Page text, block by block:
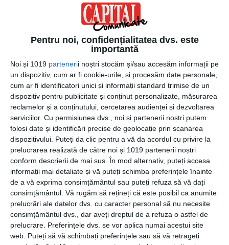
Pentru noi, confidențialitatea dvs. este
importantă
Noi și 1019 partenerii noștri stocăm și/sau accesăm informații pe
un dispozitiv, cum ar fi cookie-urile, și procesăm date personale,
cum ar fi identificatori unici și informații standard trimise de un
dispozitiv pentru publicitate și conținut personalizate, măsurarea
reclamelor și a conținutului, cercetarea audienței și dezvoltarea
serviciilor. Cu permisiunea dvs., noi și partenerii noștri putem
folosi date și identificări precise de geolocație prin scanarea
dispozitivului. Puteți da clic pentru a vă da acordul cu privire la
prelucrarea realizată de către noi și 1019 partenerii noștri
conform descrierii de mai sus. În mod alternativ, puteți accesa
informații mai detaliate și vă puteți schimba preferințele înainte
de a vă exprima consimțământul sau puteți refuza să vă dați
consimțământul. Vă rugăm să rețineți că este posibil ca anumite
prelucrări ale datelor dvs. cu caracter personal să nu necesite
consimțământul dvs., dar aveți dreptul de a refuza o astfel de
prelucrare. Preferințele dvs. se vor aplica numai acestui site
web. Puteți să vă schimbați preferințele sau să vă retrageți
extraordinară. La capitolul motorizare, Husqvarna Vitpilen
701 se afirmă prin motorul modern 692.7 cc incredibil de
compact, răcit cu lichid și cuplat la o cutie cu 6 viteze.
Acesta este capabil să producă puterea maximă de
55kW și promite un consum de 3.50 l/100 km,
beneficiind de pornire electrică. Rezervorul deține o
capacitate de 11.2 litri. Pachetul cuprinde frâne pe discuri
Brembo, 320 mm pe față și 240 mm pe spate, suspensie
față WP APEX 43 și monoamortizor WP APEX pe spate.
La acestea se adaugă șaua de înălțime 830 mm,
transmisia pe lanț și cadrul tellis din oțel crom molibden.
Husqvarna Motorcycles a scos pe piață o colecție de
echipamente funcționale și un catalog de accesorii,
venind în sprijinul riderilor pasionați care doresc să
beneficiezi de cea mai bună experiență de pilotare.
CATEGORII